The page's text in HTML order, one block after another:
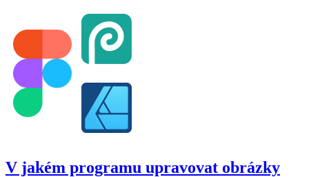
V jakém programu upravovat obrázky